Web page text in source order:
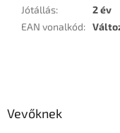
Jótállás:
2 év
EAN vonalkód:
Vevőknek